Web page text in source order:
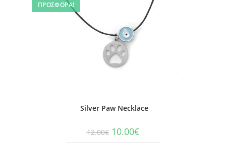
ΠΡΟΣΦΟΡΆ!
Silver Paw Necklace
12.00€ 10.00€